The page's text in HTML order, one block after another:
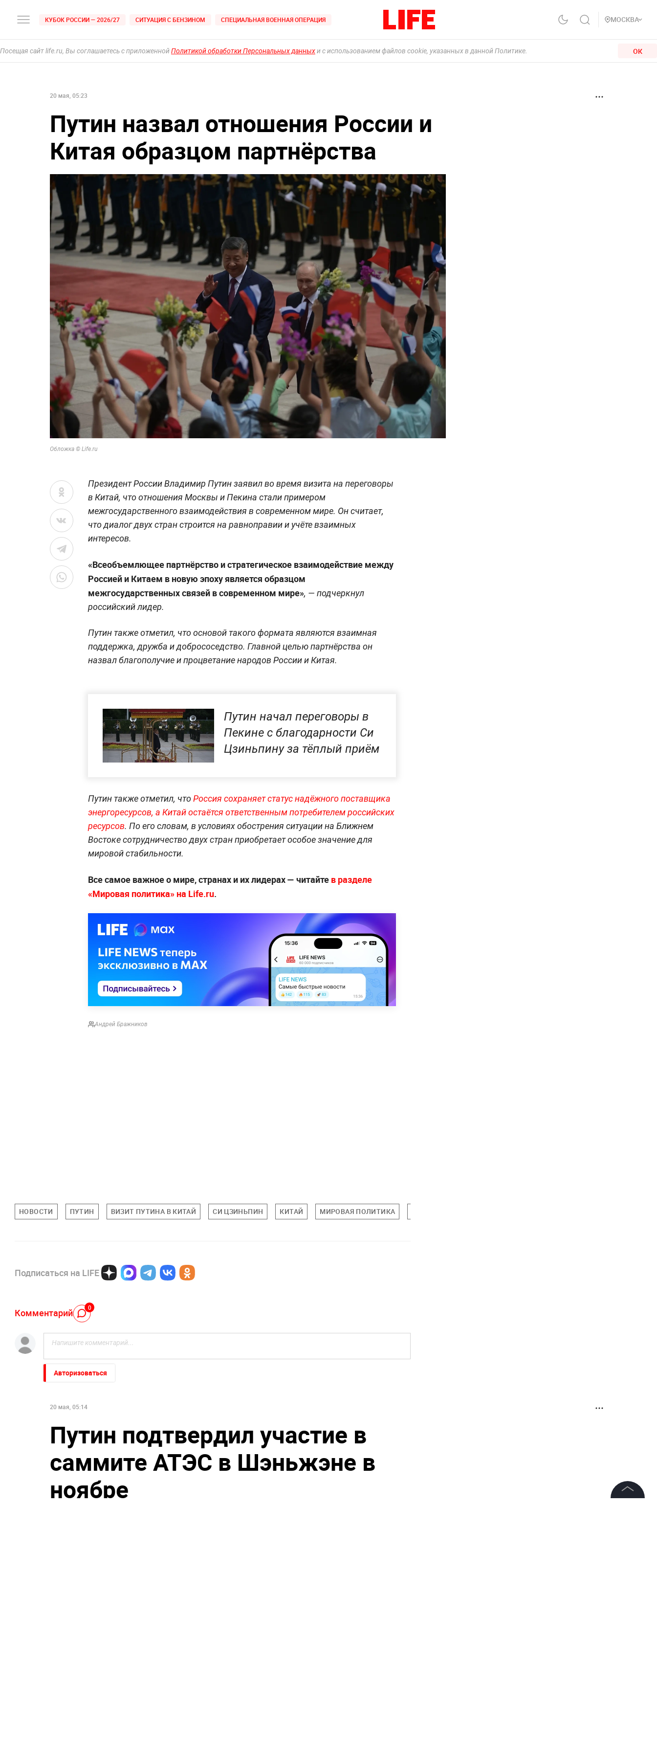
КУБОК РОССИИ — 2026/27 СИТУАЦИЯ С БЕНЗИНОМ СПЕЦИАЛЬНАЯ ВОЕННАЯ ОПЕРАЦИЯ МОСКВА
Посещая сайт life.ru, Вы соглашаетесь с приложеннойПолитикой обработки Персональных данныхи с использованием файлов cookie, указанных в данной Политике. ОК
20 мая, 05:23
Путин назвал отношения России и
Китая образцом партнёрства
Обложка © Life.ru
Президент России Владимир Путин заявил во время визита на переговоры
в Китай, что отношения Москвы и Пекина стали примером
межгосударственного взаимодействия в современном мире. Он считает,
что диалог двух стран строится на равноправии и учёте взаимных
интересов.
«Всеобъемлющее партнёрство и стратегическое взаимодействие между
Россией и Китаем в новую эпоху является образцом
межгосударственных связей в современном мире», — подчеркнул
российский лидер.
Путин также отметил, что основой такого формата являются взаимная
поддержка, дружба и добрососедство. Главной целью партнёрства он
назвал благополучие и процветание народов России и Китая.
Путин начал переговоры в
Пекине с благодарности Си
Цзиньпину за тёплый приём
Путин также отметил, чтоРоссия сохраняет статус надёжного поставщика
энергоресурсов, а Китай остаётся ответственным потребителем российских
ресурсов. По его словам, в условиях обострения ситуации на Ближнем
Востоке сотрудничество двух стран приобретает особое значение для
мировой стабильности.
Все самое важное о мире, странах и их лидерах — читайте в разделе
«Мировая политика» на Life.ru.
Андрей Бражников
НОВОСТИ ПУТИН ВИЗИТ ПУТИНА В КИТАЙ СИ ЦЗИНЬПИН КИТАЙ МИРОВАЯ ПОЛИТИКА
Подписаться на LIFE
Комментарий 0
Авторизоваться
20 мая, 05:14
Путин подтвердил участие в
саммите АТЭС в Шэньжэне в
ноябре